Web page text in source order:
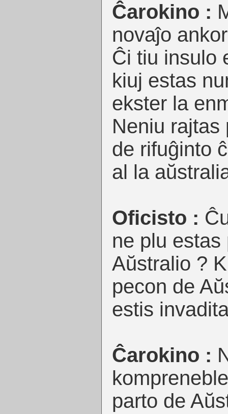
Ĉarokino :
novaĵo
Ĉi tiu insulo
kiuj estas
ekster la
Neniu rajtas
de rifuĝinto
al la
Oficisto :
ne plu estas
Aŭstralio ?
pecon de
estis
Ĉarokino :
parto de